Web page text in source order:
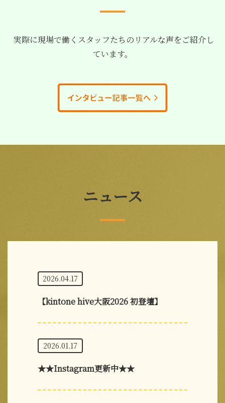
実際に現場で働くスタッフたちのリアルな声をご紹介し
ています。
ニュース
2026.04.17
【kintone hive大阪2026 初登壇】
2026.01.17
★★Instagram更新中★★